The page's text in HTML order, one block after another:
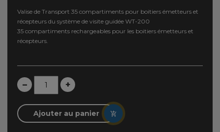
Valise de Transport 35 compartiments pour boitiers émetteurs et
récepteurs du système de visite guidée WT-200
35 compartiments rechargeables pour les boitiers émetteurs et
récepteurs.
– +
Ajouter au panier